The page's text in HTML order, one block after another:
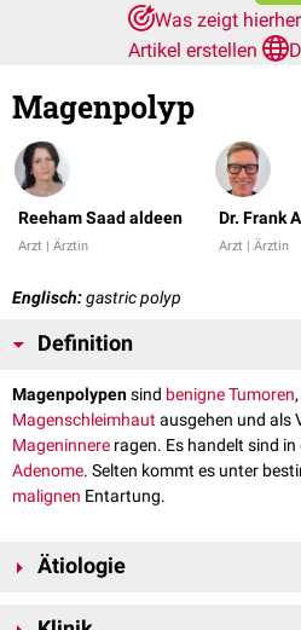
Was zeigt hierher
Artikel erstellen
Magenpolyp
Reeham Saad aldeen
Arzt | Ärztin
Dr. Frank
Arzt | Ärztin
Englisch:gastric polyp
Definition
Magenpolypensind benigneTumoren
Magenschleimhautausgehen und als
Mageninnere ragen. Es handelt sind
Adenome. Selten kommt es unter
malignen Entartung.
Ätiologie